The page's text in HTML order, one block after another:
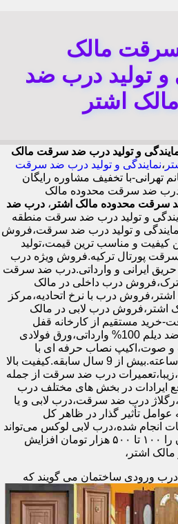
مالک
و تولید درب ضد
اشتر
و تولید درب ضد سرقت مالک
،نمایندگی و تولید درب ضد سرقت
خانم تهرانی-با تخفیف مشاوره رایگان
ضد سرقت محدوده مالک
سرقت محدوده مالک اشتر ، درب ضد
و تولید درب ضد سرقت منطقه
و تولید درب ضد سرقت،فروش
کیفیت و مناسب ترین قیمت،تولید
سرقت پورتال ترکیه.فروش ویژه درب
ایرانی و وارداتی.درب ضد سرقت
درب داخلی در مالک
اشتر،فروش درب با نرخ اتحادیه،مرکز
درب لابی در مالک
خرید مستقیم از کارخانه قفل
گاوصندوقی کاله،ضد برش و ضد دیلم 100% وارداتی،ورق فولادی
و صوت،اکیپ نصاب حرفه ای با
گارانتی نصب 2 ساله،نصب 2 ساعته.بیش از 9 سال سابقه.کیفیت بالا
درب ضد سرقت از جمله
ایرادات در بخش های مختلف درب
درب ضد سرقت،درب لابی و یا
تأثیر گذار در ظاهر کل
انجام شده،درب لابی لوکس می‌تواند
ارزش هر متر مربع از آپارتمان را ۱۰۰ تا ۵۰۰ هزار تومان افزایش
اشتر،
ورودی ساختمان می گویند که